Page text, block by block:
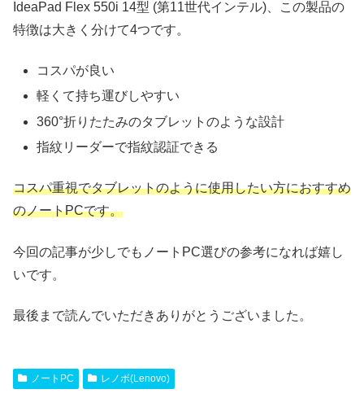
IdeaPad Flex 550i 14型 (第11世代インテル)、この製品の
特徴は大きく分けて4つです。
コスパが良い
軽くて持ち運びしやすい
360°折りたたみのタブレットのような設計
指紋リーダーで指紋認証できる
コスパ重視でタブレットのように使用したい方におすすめ
のノートPCです。
今回の記事が少しでもノートPC選びの参考になれば嬉し
いです。
最後まで読んでいただきありがとうございました。
ノートPC レノボ(Lenovo)